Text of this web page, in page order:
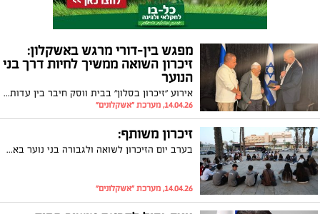
מפגש בין-דורי מרגש באשקלון:
זיכרון השואה ממשיך לחיות דרך בני
הנוער
אירוע "זיכרון בסלון" בבית ווסק חיבר בין עדות אישית מטלטלת לדור העתיד, בהשתתפות בכירי הנהגת העיר והקהילה
14.04.26, מערכת "אשקלונים"
זיכרון משותף:
בערב יום הזיכרון לשואה ולגבורה בני נוער באשקלון השתתפו במעגלי שיח מיוחדים בשיתוף שורדי שואה שסיפרו ממקור ראשון את סיפור הגבורה וההישרדות שלהם.
14.04.26, מערכת "אשקלונים"